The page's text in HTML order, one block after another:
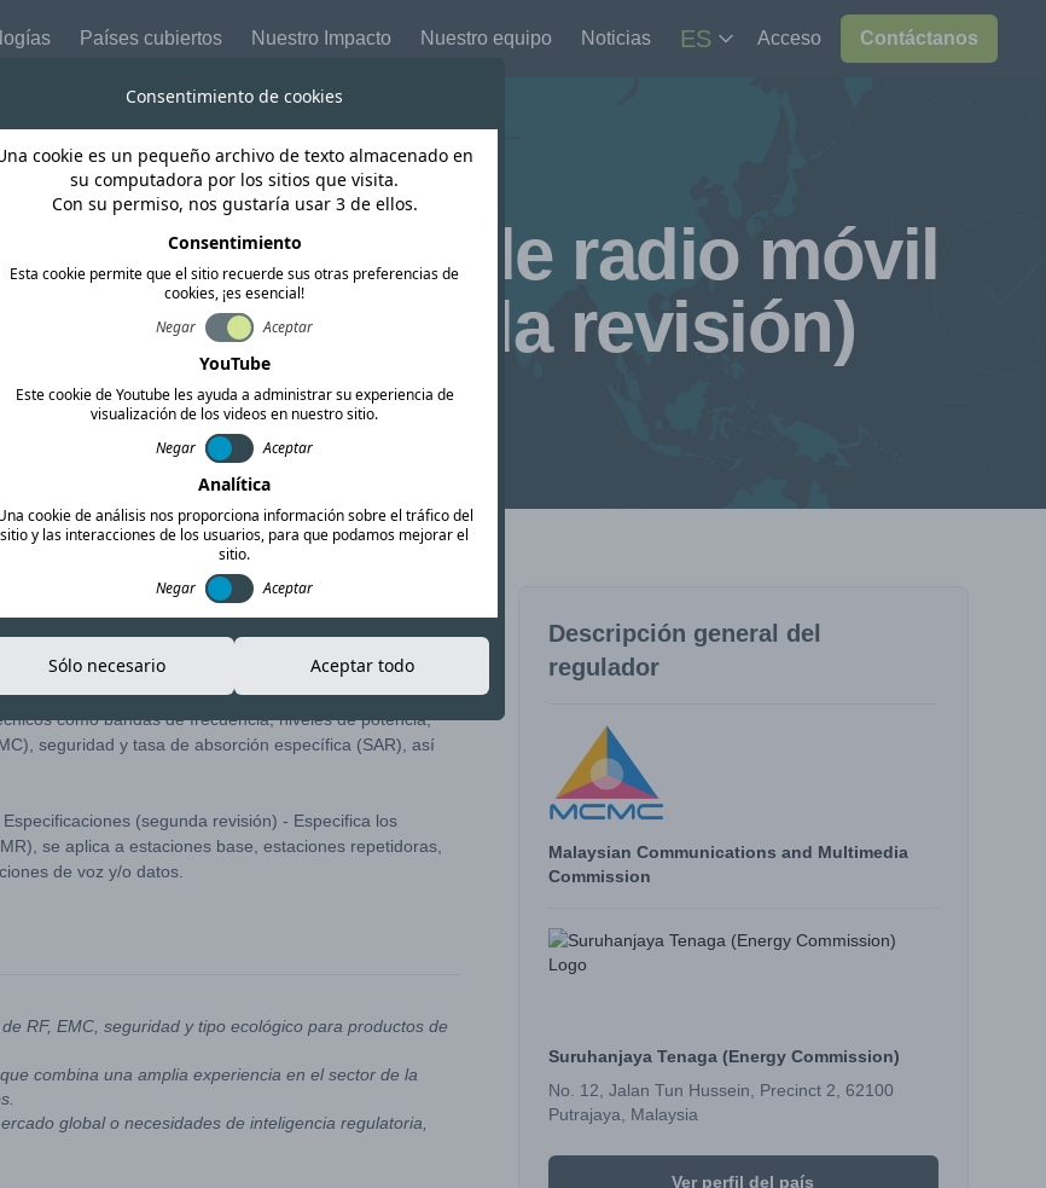
Países cubiertos Nuestro Impacto Nuestro equipo Noticias ES Acceso Contáctanos
Malasia
del equipo de radio móvil
(segunda revisión)
para equipos de radio móvil terrestre (LMR) en Malasia,
como bandas de frecuencia, niveles de potencia,
seguridad y tasa de absorción específica (SAR), así
(segunda revisión) - Especifica los
se aplica a estaciones base, estaciones repetidoras,
de voz y/o datos.
RF, EMC, seguridad y tipo ecológico para productos de
combina una amplia experiencia en el sector de la
global o necesidades de inteligencia regulatoria,
Descripción general del
regulador
Malaysian Communications and Multimedia
Commission
Suruhanjaya Tenaga (Energy Commission)
No. 12, Jalan Tun Hussein, Precinct 2, 62100
Putrajaya, Malaysia
Ver perfil del país
Consentimiento de cookies
cookie es un pequeño archivo de texto almacenado en
su computadora por los sitios que visita.
Con su permiso, nos gustaría usar 3 de ellos.
Consentimiento
Esta cookie permite que el sitio recuerde sus otras preferencias de
cookies, ¡es esencial!
Negar
Aceptar
YouTube
Este cookie de Youtube les ayuda a administrar su experiencia de
visualización de los videos en nuestro sitio.
Negar
Aceptar
Analítica
cookie de análisis nos proporciona información sobre el tráfico del
sitio y las interacciones de los usuarios, para que podamos mejorar el
sitio.
Negar
Aceptar
Sólo necesario Aceptar todo